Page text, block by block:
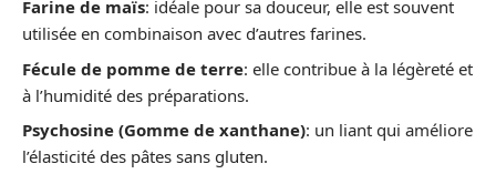
Farine de maïs: idéale pour sa douceur, elle est souvent
utilisée en combinaison avec d’autres farines.
Fécule de pomme de terre: elle contribue à la légèreté et
à l’humidité des préparations.
Psychosine (Gomme de xanthane): un liant qui améliore
l’élasticité des pâtes sans gluten.